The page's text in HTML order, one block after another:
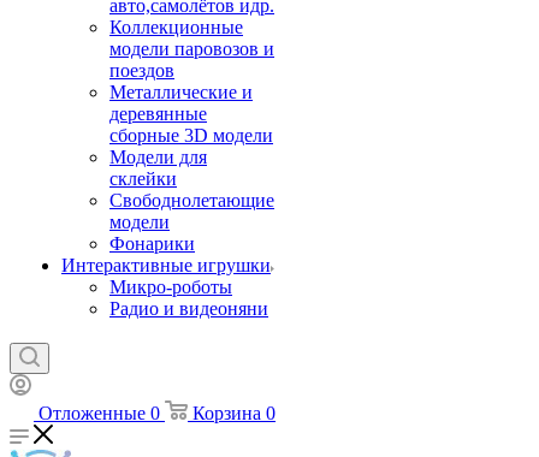
авто,самолётов идр.
Коллекционные
модели паровозов и
поездов
Металлические и
деревянные
сборные 3D модели
Модели для
склейки
Свободнолетающие
модели
Фонарики
Интерактивные игрушки
Микро-роботы
Радио и видеоняни
Отложенные 0 Корзина 0